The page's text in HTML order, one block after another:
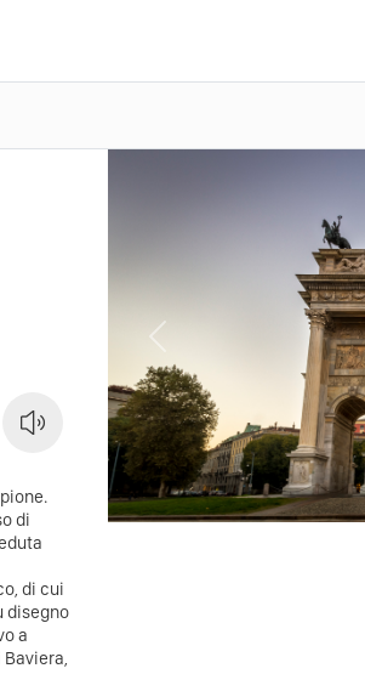
di
di cui
disegno
a
Previous